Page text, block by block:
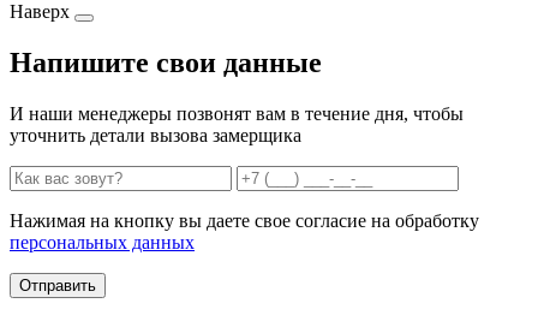
Наверх
Напишите свои данные
И наши менеджеры позвонят вам в течение дня, чтобы
уточнить детали вызова замерщика
Нажимая на кнопку вы даете свое согласие на обработку
персональных данных
Отправить